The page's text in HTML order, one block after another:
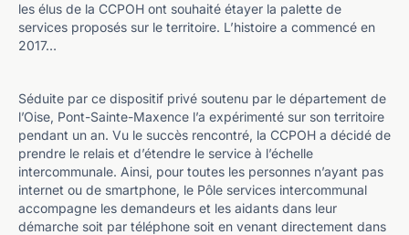
les élus de la CCPOH ont souhaité étayer la palette de
services proposés sur le territoire. L’histoire a commencé en
2017…
Séduite par ce dispositif privé soutenu par le département de
l’Oise, Pont-Sainte-Maxence l’a expérimenté sur son territoire
pendant un an. Vu le succès rencontré, la CCPOH a décidé de
prendre le relais et d’étendre le service à l’échelle
intercommunale. Ainsi, pour toutes les personnes n’ayant pas
internet ou de smartphone, le Pôle services intercommunal
accompagne les demandeurs et les aidants dans leur
démarche soit par téléphone soit en venant directement dans